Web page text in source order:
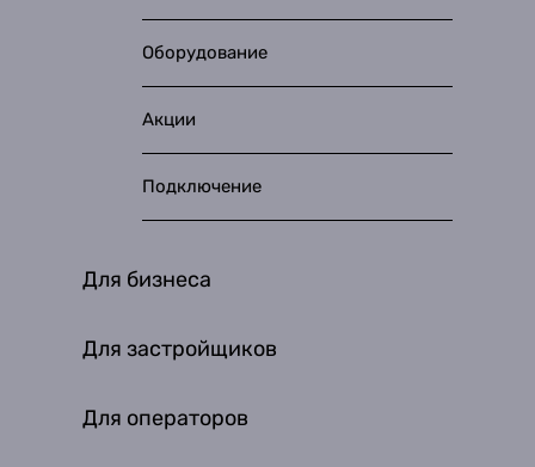
Оборудование
Акции
Подключение
Для бизнеса
Для застройщиков
Для операторов